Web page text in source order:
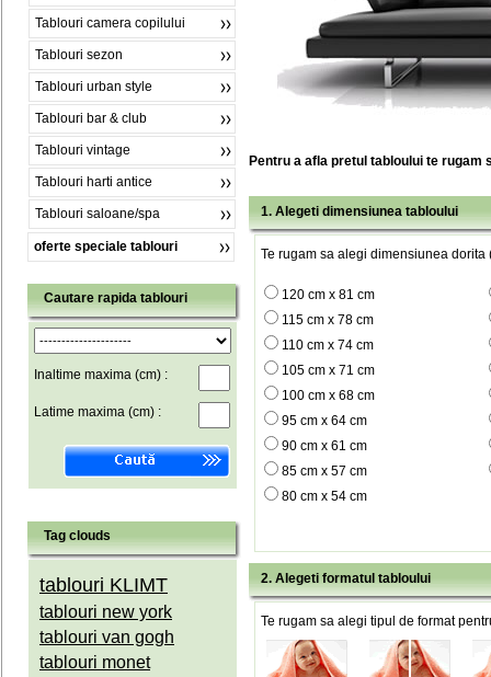
Tablouri camera copilului
Tablouri sezon
Tablouri urban style
Tablouri bar & club
Tablouri vintage
Tablouri harti antice
Tablouri saloane/spa
oferte speciale tablouri
Cautare rapida tablouri
Inaltime maxima (cm) :
Latime maxima (cm) :
Tag clouds
tablouri KLIMT
tablouri new york
tablouri van gogh
tablouri monet
Pentru a afla pretul tabloului te rugam
1. Alegeti dimensiunea tabloului
Te rugam sa alegi dimensiunea dorita
120 cm x 81 cm
115 cm x 78 cm
110 cm x 74 cm
105 cm x 71 cm
100 cm x 68 cm
95 cm x 64 cm
90 cm x 61 cm
85 cm x 57 cm
80 cm x 54 cm
2. Alegeti formatul tabloului
Te rugam sa alegi tipul de format